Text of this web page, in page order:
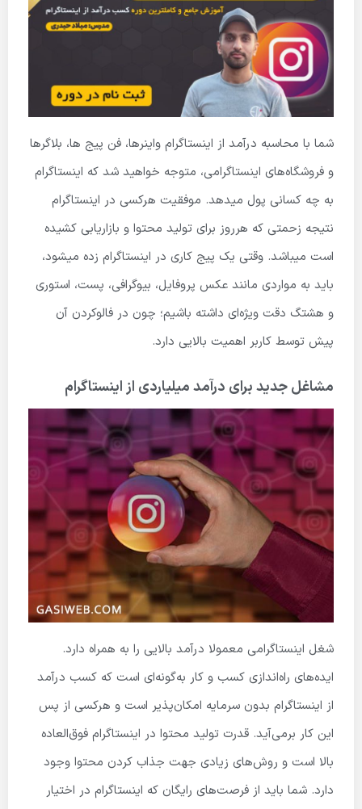
شما با محاسبه درآمد از اینستاگرام واینرها، فن­ پیج­ ها، بلاگرها
و فروشگاه‌های اینستاگرامی، متوجه خواهید شد که اینستاگرام
به چه کسانی پول میدهد. موفقیت هرکسی در اینستاگرام
نتیجه زحمتی که هرروز برای تولید محتوا و بازاریابی کشیده
است میباشد. وقتی یک پیج کاری در اینستاگرام زده میشود،
باید به مواردی مانند عکس پروفایل، بیوگرافی، پست‌، استوری
و هشتگ دقت ویژه‌ای داشته باشیم؛ چون در فالو­کردن آن
پیش توسط کاربر اهمیت بالایی دارد.
مشاغل جدید برای درآمد میلیاردی از اینستاگرام
شغل اینستاگرامی معمولا درآمد بالایی را به همراه دارد.
ایده‌های راه‌اندازی کسب و کار به‌گونه‌ای است که کسب درآمد
از اینستاگرام بدون سرمایه امکان‌پذیر است و هرکسی از پس
این کار برمی‌آید. قدرت تولید محتوا در اینستاگرام فوق‌العاده
بالا است و روش‌های زیادی جهت جذاب کردن محتوا وجود
دارد. شما باید از فرصت‌های رایگان که اینستاگرام در اختیار